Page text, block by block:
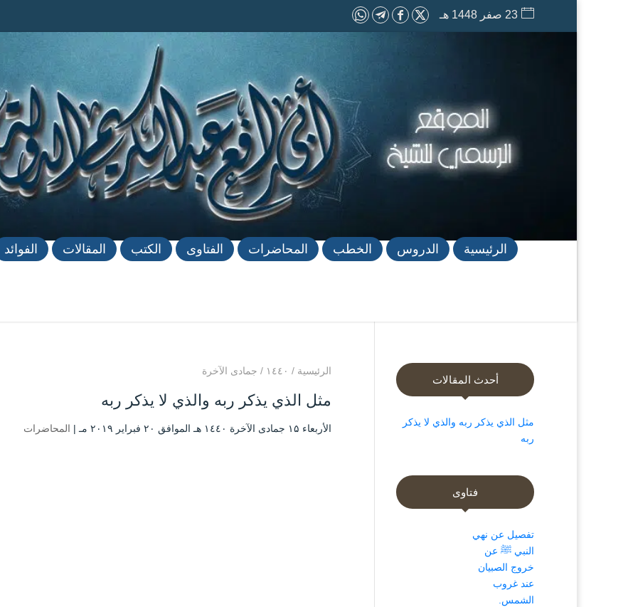
23 صفر 1448 هـ
الرئيسية الدروس الخطب المحاضرات الفتاوى الكتب المقالات الفوائد
الرئيسية / ۱٤٤۰ / جمادى الآخرة
مثل الذي يذكر ربه والذي لا يذكر ربه
الأربعاء ۱۵ جمادى الآخرة ۱٤٤۰ هـ الموافق ۲۰ فبراير ۲۰۱۹ مـ | المحاضرات
أحدث المقالات
مثل الذي يذكر ربه والذي لا يذكر
ربه
فتاوى
تفصيل عن نهي
النبي ﷺ عن
خروج الصبيان
عند غروب
الشمس.